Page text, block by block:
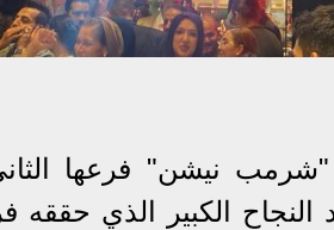
نيشن" فرعها
النجاح الكبير الذي حققه